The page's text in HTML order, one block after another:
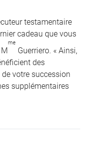
testamentaire
cadeau que vous
me
Guerriero. « Ainsi,
des
votre succession
supplémentaires